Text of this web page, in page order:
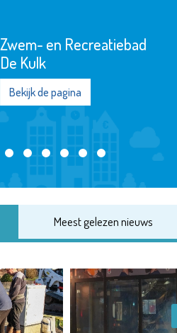
Zwem- en Recreatiebad
De Kulk
Bekijk de pagina
Meest gelezen nieuws